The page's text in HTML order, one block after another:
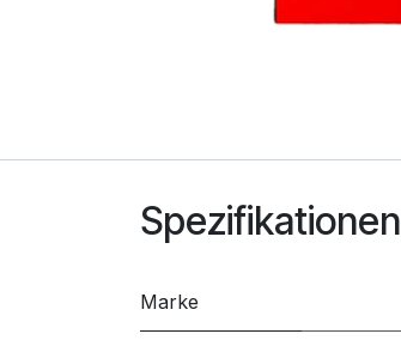
Spezifikationen
Marke